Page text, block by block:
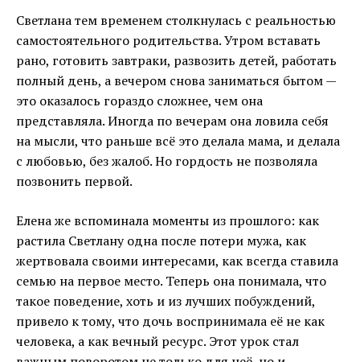
Светлана тем временем столкнулась с реальностью
самостоятельного родительства. Утром вставать
рано, готовить завтраки, развозить детей, работать
полный день, а вечером снова заниматься бытом —
это оказалось гораздо сложнее, чем она
представляла. Иногда по вечерам она ловила себя
на мысли, что раньше всё это делала мама, и делала
с любовью, без жалоб. Но гордость не позволяла
позвонить первой.
Елена же вспоминала моменты из прошлого: как
растила Светлану одна после потери мужа, как
жертвовала своими интересами, как всегда ставила
семью на первое место. Теперь она понимала, что
такое поведение, хоть и из лучших побуждений,
привело к тому, что дочь воспринимала её не как
человека, а как вечный ресурс. Этот урок стал